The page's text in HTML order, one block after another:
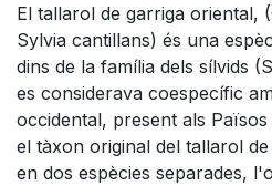
El tallarol de garriga oriental,
Sylvia cantillans) és una
dins de la família dels sílvids
es considerava coespecífic
occidental, present als
el tàxon original del tallarol
en dos espècies separades,